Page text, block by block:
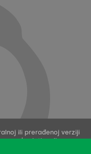
ili prerađenoj verziji